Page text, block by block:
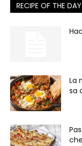
RECIPE OF THE DAY
La
sa